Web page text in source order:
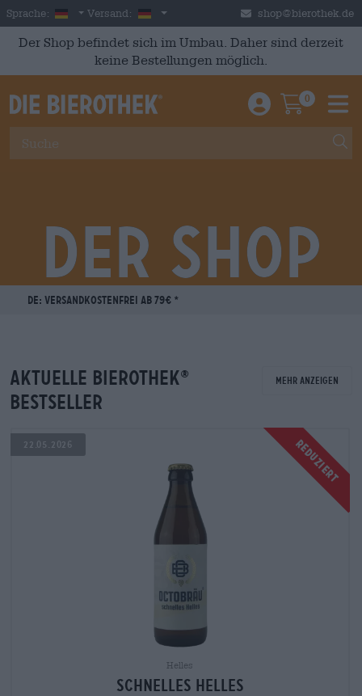
Skip to main content
Sprache: German
Versand: Deutschland shop@bierothek.de
Der Shop befindet sich im Umbau. Daher sind derzeit
keine Bestellungen möglich.
Einloggen /
0
Der Shop
befindet
sich im
Umbau
LINK
DE: VERSANDKOSTENFREI AB 79€ *
Aktuelle Bierothek®
Bestseller
Mehr anzeigen
Reduziert
22.05.2026
Helles
schnelles Helles